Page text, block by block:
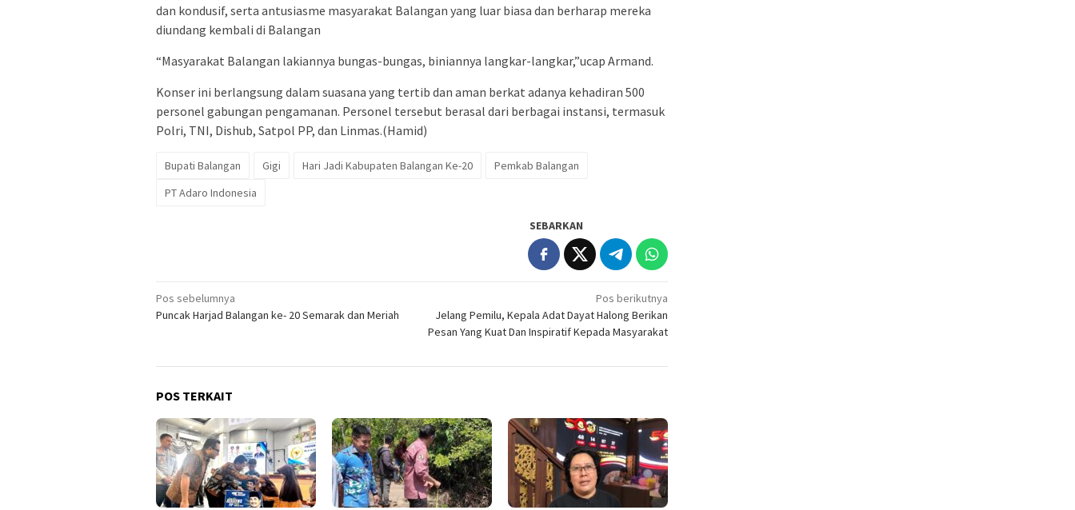
dan kondusif, serta antusiasme masyarakat Balangan yang luar biasa dan berharap mereka
diundang kembali di Balangan
“Masyarakat Balangan lakiannya bungas-bungas, biniannya langkar-langkar,”ucap Armand.
Konser ini berlangsung dalam suasana yang tertib dan aman berkat adanya kehadiran 500
personel gabungan pengamanan. Personel tersebut berasal dari berbagai instansi, termasuk
Polri, TNI, Dishub, Satpol PP, dan Linmas.(Hamid)
Bupati Balangan Gigi Hari Jadi Kabupaten Balangan Ke-20
Pemkab Balangan
PT Adaro Indonesia
SEBARKAN
Navigasi
pos
Pos sebelumnya
Puncak Harjad Balangan ke- 20 Semarak dan Meriah
Pos berikutnya
Jelang Pemilu, Kepala Adat Dayat Halong Berikan
Pesan Yang Kuat Dan Inspiratif Kepada Masyarakat
POS TERKAIT